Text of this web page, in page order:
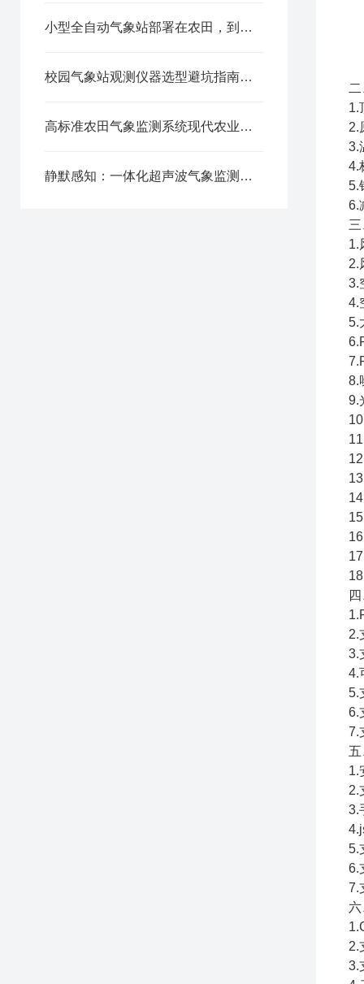
小型全自动气象站部署在农田，到底能省多少人工成本
校园气象站观测仪器选型避坑指南：防水、防雷、抗风，这5个指标一个都不能少！
高标准农田气象监测系统现代农业的“智慧天眼”
静默感知：一体化超声波气象监测站的技术进化论
1.
2.
3.
4.
5.
6.
1.
2.
3.
4.
5.
8.
9.
2.
3.
4.
5.
6.
7.
1.
2.
3.
5.
6.
7.
2.
3.